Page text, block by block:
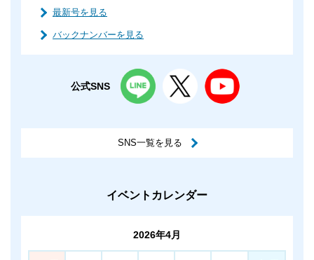
最新号を見る
バックナンバーを見る
公式SNS
SNS一覧を見る
イベントカレンダー
2026年4月